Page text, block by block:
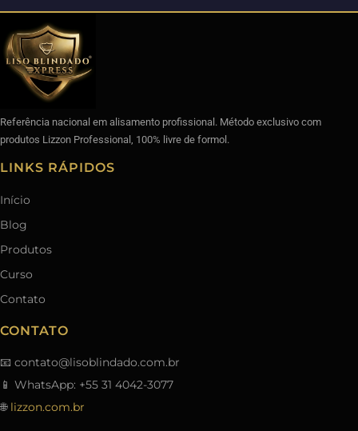
Referência nacional em alisamento profissional. Método exclusivo com
produtos Lizzon Professional, 100% livre de formol.
LINKS RÁPIDOS
Início
Blog
Produtos
Curso
Contato
CONTATO
📧 contato@lisoblindado.com.br
📱 WhatsApp: +55 31 4042-3077
🌐 lizzon.com.br